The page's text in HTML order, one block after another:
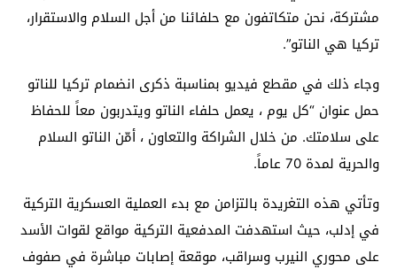
مشتركة، نحن متكاتفون مع حلفائنا من أجل السلام والاستقرار،
تركيا هي الناتو”.
وجاء ذلك في مقطع فيديو بمناسبة ذكرى انضمام تركيا للناتو
حمل عنوان “كل يوم ، يعمل حلفاء الناتو ويتدربون معاً للحفاظ
على سلامتك. من خلال الشراكة والتعاون ، أمّن الناتو السلام
والحرية لمدة 70 عاماً.
وتأتي هذه التغريدة بالتزامن مع بدء العملية العسكرية التركية
في إدلب، حيث استهدفت المدفعية التركية مواقع لقوات الأسد
على محوري النيرب وسراقب، موقعة إصابات مباشرة في صفوف